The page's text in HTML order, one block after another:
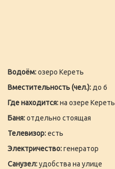
Водоём:озеро Кереть
Вместительность (чел.): до 6
Где находится:на озере Кереть
Баня:отдельно стоящая
Телевизор:есть
Электричество:генератор
Санузел:удобства на улице